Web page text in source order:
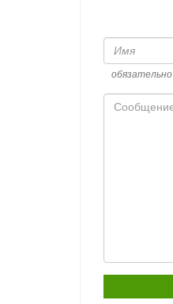
Имя
обязательно
Сообщение